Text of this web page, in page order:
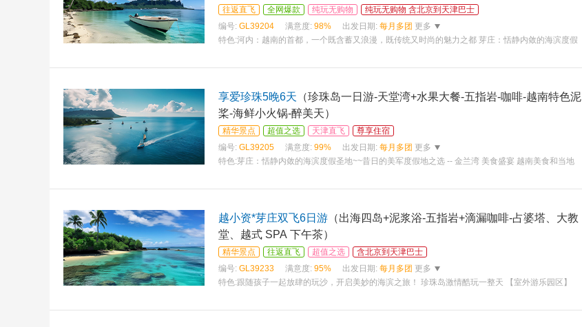
往返直飞 全网爆款 纯玩无购物
纯玩无购物 含北京到天津巴士
编号: GL39204 满意度: 98% 出发日期: 每月多团 更多
特色:河内：越南的首都，一个既含蓄又浪漫，既传统又时尚的魅力之都 芽庄：恬静内敛的海滨度假
享爱珍珠5晚6天 （珍珠岛一日游-天堂湾+水果大餐-五指岩-咖啡-越南特色泥
桨-海鲜小火锅-醉美天）
精华景点 超值之选 天津直飞
尊享住宿
编号: GL39205 满意度: 99% 出发日期: 每月多团 更多
特色:芽庄：恬静内敛的海滨度假圣地~~昔日的美军度假地之选 -- 金兰湾 美食盛宴 越南美食和当地
越小资*芽庄双飞6日游 （出海四岛+泥浆浴-五指岩+滴漏咖啡-占婆塔、大教
堂、越式 SPA 下午茶）
精华景点 往返直飞 超值之选
含北京到天津巴士
编号: GL39233 满意度: 95% 出发日期: 每月多团 更多
特色:跟随孩子一起放肆的玩沙，开启美妙的海滨之旅！ 珍珠岛激情酷玩一整天 【室外游乐园区】